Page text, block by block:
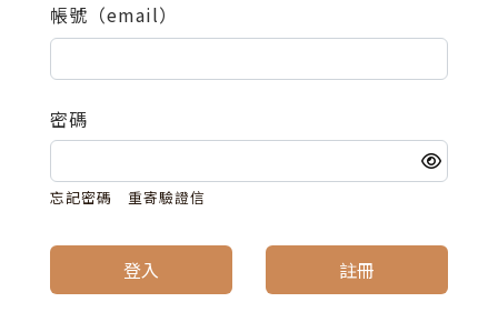
其他活動
帳號（email）
密碼
忘記密碼 重寄驗證信
登入 註冊